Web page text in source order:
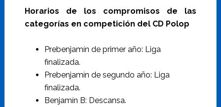
Horarios de los compromisos de las
categorías en competición del CD Polop
Prebenjamín de primer año: Liga
finalizada.
Prebenjamín de segundo año: Liga
finalizada.
Benjamín B: Descansa.